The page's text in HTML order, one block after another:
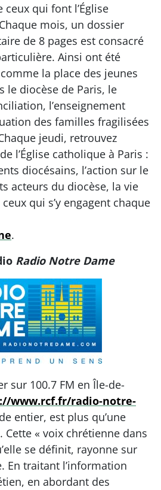
ceux qui font l’Église
mois, un dossier
de 8 pages est consacré
Ainsi ont été
la place des jeunes
le diocèse de Paris, le
l’enseignement
des familles fragilisées
jeudi, retrouvez
l’Église catholique à Paris :
diocésains, l’action sur le
acteurs du diocèse, la vie
qui s’y engagent chaque
.
Radio Notre Dame
sur 100.7 FM en Île-de-
www.rcf.fr/radio-notre-
entier, est plus qu’une
Cette « voix chrétienne dans
se définit, rayonne sur
En traitant l’information
en abordant des